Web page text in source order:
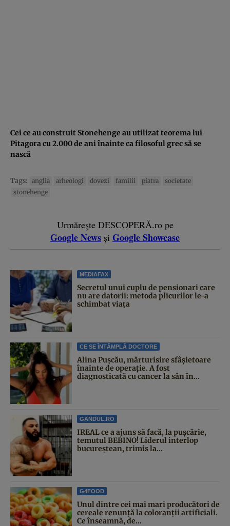
Cei ce au construit Stonehenge au utilizat teorema lui
Pitagora cu 2.000 de ani înainte ca filosoful grec să se
nască
Tags: anglia arheologi dovezi familii piatra
societate
stonehenge
Urmărește DESCOPERĂ.ro pe
Google News și Google Showcase
MEDIAFAX
Secretul unui cuplu de pensionari care
nu are datorii: metoda plicurilor le-a
schimbat viața
CE SE ÎNTÂMPLĂ DOCTORE
Alina Pușcău, mărturisire sfâșietoare
înainte de operație. A fost
diagnosticată cu cancer la sân în...
GANDUL.RO
IREAL ce a ajuns să facă, la pușcărie,
temutul BEBINO! Liderul interlop
bucureștean, trimis la...
G4FOOD
Unul dintre cei mai mari producători de
cereale renunță la coloranții artificiali.
Ce înseamnă, de...